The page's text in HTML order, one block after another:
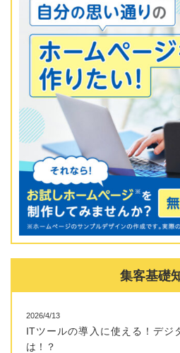
集客基礎
2026/4/13
ITツールの導入に使える！デジ
は！？